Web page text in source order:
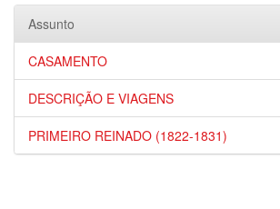
Assunto
CASAMENTO
DESCRIÇÃO E VIAGENS
PRIMEIRO REINADO (1822-1831)